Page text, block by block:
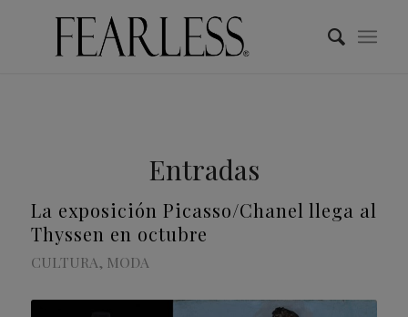
Entradas
La exposición Picasso/Chanel llega al
Thyssen en octubre
CULTURA, MODA